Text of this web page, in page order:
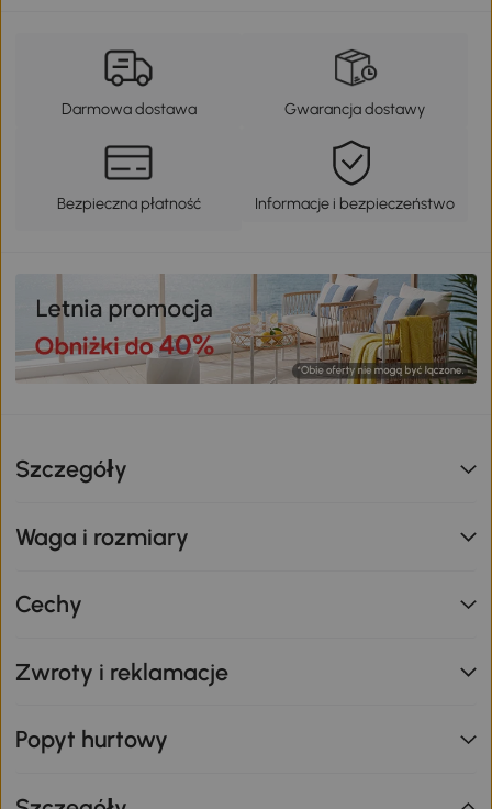
Darmowa dostawa Gwarancja dostawy
Bezpieczna płatność Informacje i bezpieczeństwo
Szczegóły
Waga i rozmiary
Cechy
Zwroty i reklamacje
Popyt hurtowy